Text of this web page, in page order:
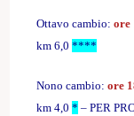
Ottavo cambio:ore
km 6,0****
Nono cambio:ore
km 4,0* – PER